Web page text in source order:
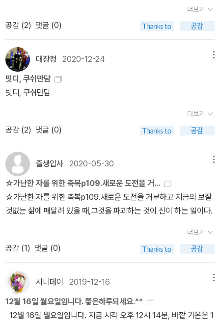
만나는 사람의 선한 자질을 보려 하고, 악한 사람은 다른 사람의 악한
면만 본다. 이것은 각 개인의 타고난 자질이다.- P252문제로부터 영
를 기다리며 그곳에 존재할 것이다. 따라서 우리는 문제들을 신중하
게 다뤄야 하지만, 그것들로 인해 잠들지 못해서는 안 된다. 낙타를 자
신에게 묶어 놓았기 때문에 자신도 낙타에게 묶인 것이다. 문제들에
맞닥뜨리면서도 깊이 휴식할 수 있어야 한다. 낙타들이 앉아 있든 서
는 유목민들처럼. 여행자를 지치게 만드는 것은 앞에 놓인 길이 아니
라 신발 속 모래이다.- P305
더보기
공감 (2) 댓글 (0)
대장정 2020-12-24
빗디, 쿠쉬만담
빗디, 쿠쉬만담
더보기
공감 (2) 댓글 (0)
출생입사 2020-05-30
☆가난한 자를 위한 축복p109.새로운 도전을 거...
☆가난한 자를 위한 축복p109.새로운 도전을 거부하고 지금의 보잘
것없는 삶에 매달려 있을 때,그것을 파괴하는 것이 신이 하는 일이다.
더보기
공감 (1) 댓글 (0)
서니데이 2019-12-16
12월 16일 월요일입니다. 좋은하루되세요.^^
12월 16일 월요일입니다. 지금 시각 오후 12시 14분, 바깥 기온은 1